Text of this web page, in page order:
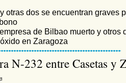
otras dos se encuentran graves
de Bilbao muerto y otros
en Zaragoza
N-232 entre Casetas y